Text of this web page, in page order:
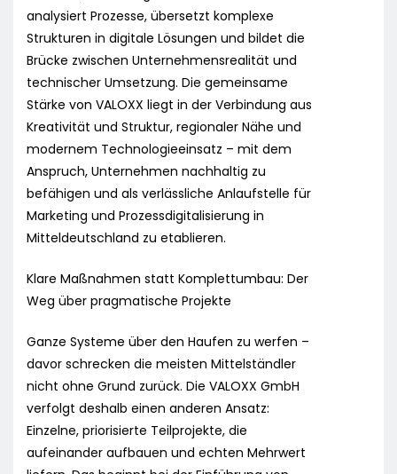
analysiert Prozesse, übersetzt komplexe
Strukturen in digitale Lösungen und bildet die
Brücke zwischen Unternehmensrealität und
technischer Umsetzung. Die gemeinsame
Stärke von VALOXX liegt in der Verbindung aus
Kreativität und Struktur, regionaler Nähe und
modernem Technologieeinsatz – mit dem
Anspruch, Unternehmen nachhaltig zu
befähigen und als verlässliche Anlaufstelle für
Marketing und Prozessdigitalisierung in
Mitteldeutschland zu etablieren.
Klare Maßnahmen statt Komplettumbau: Der
Weg über pragmatische Projekte
Ganze Systeme über den Haufen zu werfen –
davor schrecken die meisten Mittelständler
nicht ohne Grund zurück. Die VALOXX GmbH
verfolgt deshalb einen anderen Ansatz:
Einzelne, priorisierte Teilprojekte, die
aufeinander aufbauen und echten Mehrwert